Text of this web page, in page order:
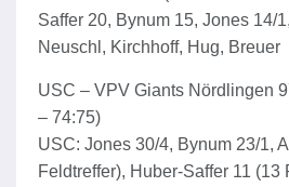
Saffer 20, Bynum 15, Jones 14/
Neuschl, Kirchhoff, Hug, Breuer
USC – VPV Giants Nördlingen
– 74:75)
USC: Jones 30/4, Bynum 23/1,
Feldtreffer), Huber-Saffer 11 (13